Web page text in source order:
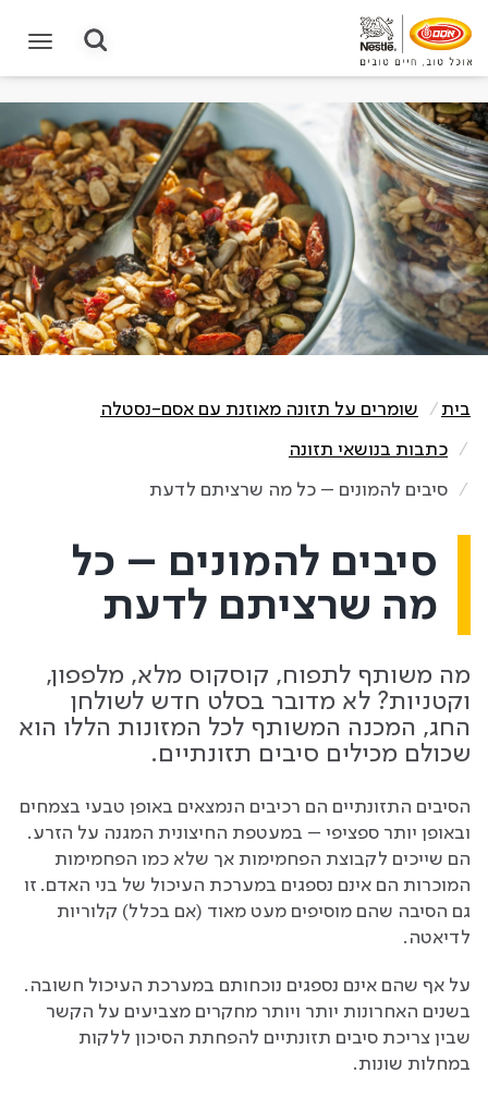
בית שומרים על תזונה מאוזנת עם אסם-נסטלה
כתבות בנושאי תזונה
סיבים להמונים – כל מה שרציתם לדעת
סיבים להמונים – כל
מה שרציתם לדעת
מה משותף לתפוח, קוסקוס מלא, מלפפון,
וקטניות? לא מדובר בסלט חדש לשולחן
החג, המכנה המשותף לכל המזונות הללו הוא
שכולם מכילים סיבים תזונתיים.
הסיבים התזונתיים הם רכיבים הנמצאים באופן טבעי בצמחים
ובאופן יותר ספציפי – במעטפת החיצונית המגנה על הזרע.
הם שייכים לקבוצת הפחמימות אך שלא כמו הפחמימות
המוכרות הם אינם נספגים במערכת העיכול של בני האדם. זו
גם הסיבה שהם מוסיפים מעט מאוד (אם בכלל) קלוריות
לדיאטה.
על אף שהם אינם נספגים נוכחותם במערכת העיכול חשובה.
בשנים האחרונות יותר ויותר מחקרים מצביעים על הקשר
שבין צריכת סיבים תזונתיים להפחתת הסיכון ללקות
במחלות שונות.